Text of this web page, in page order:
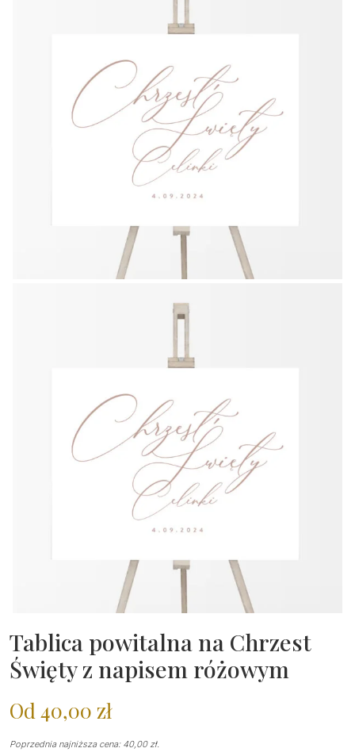
Tablica powitalna na Chrzest
Święty z napisem różowym
Od 40,00 zł
Poprzednia najniższa cena: 40,00 zł.